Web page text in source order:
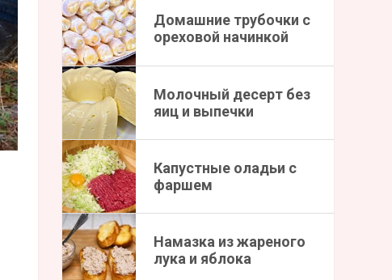
Домашние трубочки с
ореховой начинкой
Молочный десерт без
яиц и выпечки
Капустные оладьи с
фаршем
Намазка из жареного
лука и яблока